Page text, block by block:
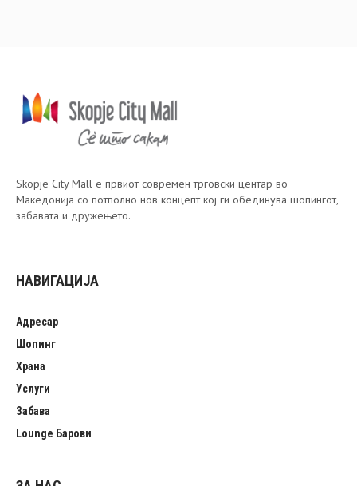
Skopje City Mall е првиот современ трговски центар во
Македонија со потполно нов концепт кој ги обединува шопингот,
забавата и дружењето.
НАВИГАЦИЈА
Адресар
Шопинг
Храна
Услуги
Забава
Lounge Барови